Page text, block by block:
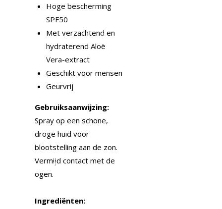
Hoge bescherming
SPF50
Met verzachtend en
hydraterend Aloë
Vera-extract
Geschikt voor mensen
Geurvrij
Gebruiksaanwijzing:
Spray op een schone,
droge huid voor
blootstelling aan de zon.
Vermijd contact met de
ogen.
Ingrediënten: